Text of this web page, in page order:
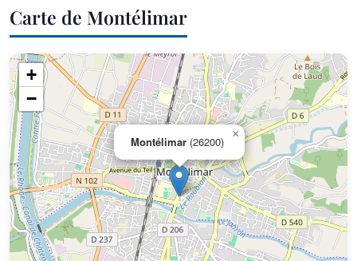
Carte de Montélimar
Montélimar (26200)
×
+
−